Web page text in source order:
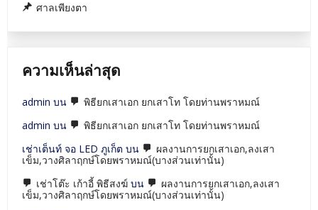
ศาลเพียงตา
ความเห็นล่าสุด
admin บน
พิธียกเสาเอก ยกเสาโท โดยท่านพราหมณ์
admin บน
พิธียกเสาเอก ยกเสาโท โดยท่านพราหมณ์
เช่าเต็นท์ จอ LED ภูเก็ต บน
ผลงานการยกเสาเอก,ลงเสา
เข็ม,วางศิลาฤกษ์โดยพราหมณ์(บางส่วนเท่านั้น)
เช่าโต๊ะ เก้าอี้ พิธีสงฆ์ บน
ผลงานการยกเสาเอก,ลงเสา
เข็ม,วางศิลาฤกษ์โดยพราหมณ์(บางส่วนเท่านั้น)